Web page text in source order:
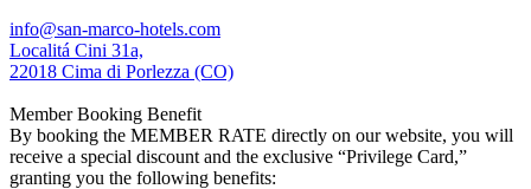
info@san-marco-hotels.com
Localitá Cini 31a,
22018 Cima di Porlezza (CO)
Member Booking Benefit
By booking the MEMBER RATE directly on our website, you will
receive a special discount and the exclusive “Privilege Card,”
granting you the following benefits: